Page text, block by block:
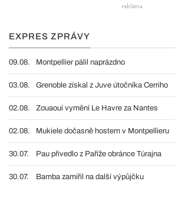
EXPRES ZPRÁVY
09.08. Montpellier pálil naprázdno
03.08. Grenoble získal z Juve útočníka Cerriho
02.08. Zouaoui vymění Le Havre za Nantes
02.08. Mukiele dočasně hostem v Montpellieru
30.07. Pau přivedlo z Paříže obránce Túrajna
30.07. Bamba zamířil na další výpůjčku